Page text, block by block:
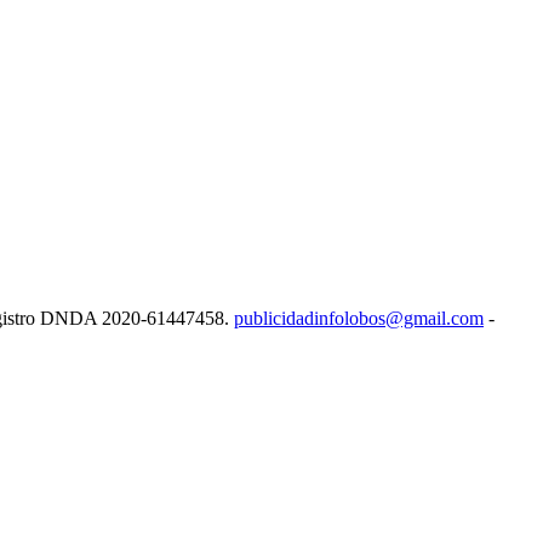
DNDA 2020-61447458. publicidadinfolobos@gmail.com -